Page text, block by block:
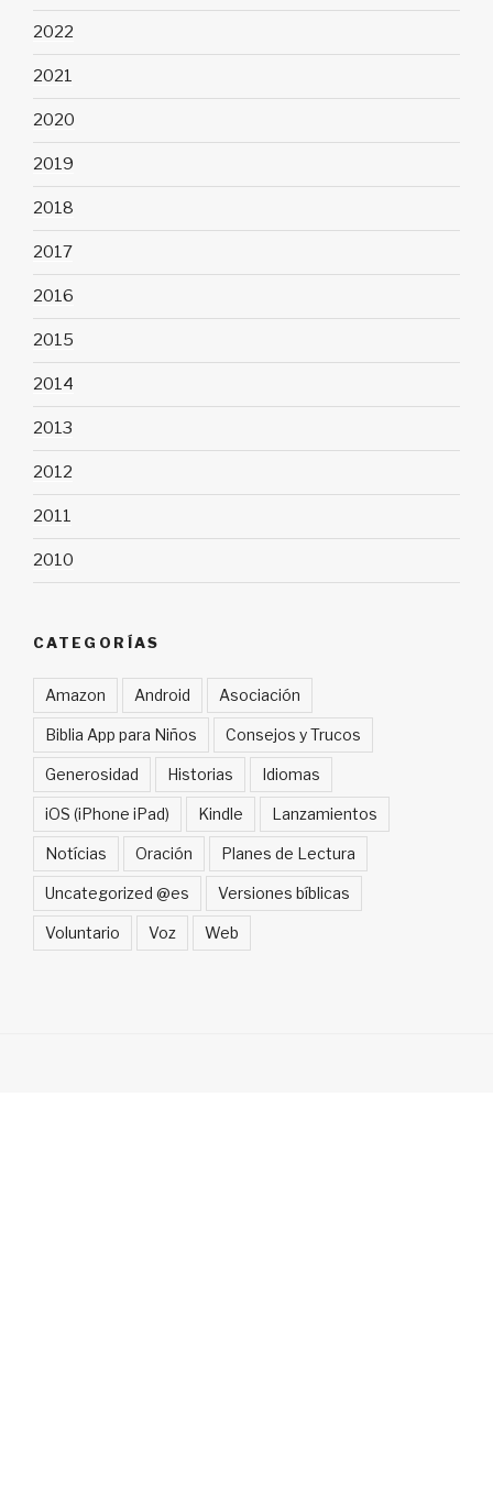
2022
2021
2020
2019
2018
2017
2016
2015
2014
2013
2012
2011
2010
CATEGORÍAS
Amazon Android Asociación
Biblia App para Niños Consejos y Trucos
Generosidad Historias Idiomas
iOS (iPhone iPad) Kindle Lanzamientos
Notícias Oración Planes de Lectura
Uncategorized @es Versiones bíblicas
Voluntario Voz Web